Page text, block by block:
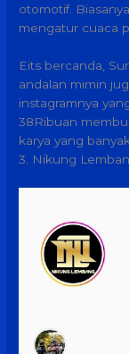
otomotif.
mengatur cuaca
Eits bercanda,
andalan mimin
instagramnya
38Ribuan
karya yang
3. Nikung